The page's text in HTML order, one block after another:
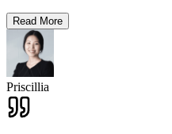
Read More
Priscillia